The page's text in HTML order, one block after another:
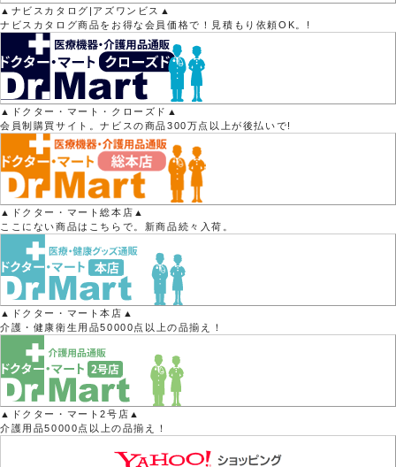
▲ナビスカタログ|アズワンビス▲
ナビスカタログ商品をお得な会員価格で！見積もり依頼OK。!
▲ドクター・マート・クローズド▲
会員制購買サイト。ナビスの商品300万点以上が後払いで!
▲ドクター・マート総本店▲
ここにない商品はこちらで。新商品続々入荷。
▲ドクター・マート本店▲
介護・健康衛生用品50000点以上の品揃え！
▲ドクター・マート2号店▲
介護用品50000点以上の品揃え！